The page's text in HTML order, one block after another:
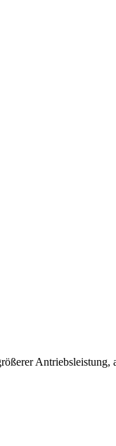
Antriebsleistung,